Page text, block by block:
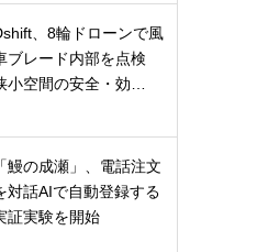
、8輪ドローンで風
ブレード内部を点検
小空間の安全・効…
「鰻の成瀬」、電話注文
対話AIで自動登録する
証実験を開始